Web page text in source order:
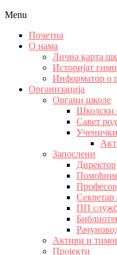
Menu
Почетна
О нама
Лична карта
Историјат
Информатор о
Организација
Органи школе
Школски
Савет
Запослени
Директор
ПП
Активи и
Пројекти